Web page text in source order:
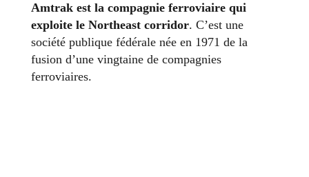
Amtrak est la compagnie ferroviaire qui
exploite le Northeast corridor. C’est une
société publique fédérale née en 1971 de la
fusion d’une vingtaine de compagnies
ferroviaires.